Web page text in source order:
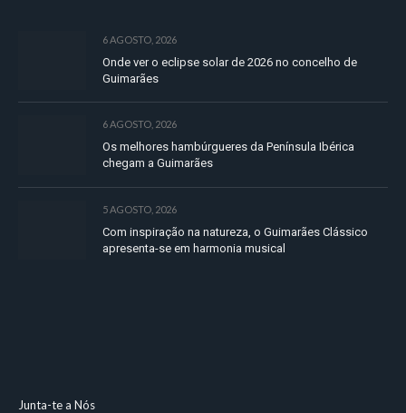
6 AGOSTO, 2026
Onde ver o eclipse solar de 2026 no concelho de
Guimarães
6 AGOSTO, 2026
Os melhores hambúrgueres da Península Ibérica
chegam a Guimarães
5 AGOSTO, 2026
Com inspiração na natureza, o Guimarães Clássico
apresenta-se em harmonia musical
Junta-te a Nós